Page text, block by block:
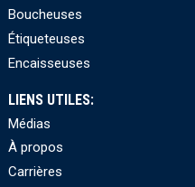
Boucheuses
Étiqueteuses
Encaisseuses
LIENS UTILES:
Médias
À propos
Carrières